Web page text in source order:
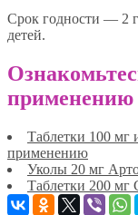
Срок годности — 2
детей.
применению
Таблетки 100 мг
применению
Уколы 20 мг
Таблетки 200 мг